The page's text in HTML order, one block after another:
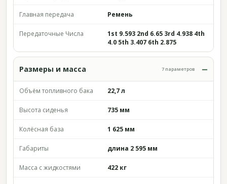
Главная передача Ремень
Передаточные Числа
1st 9.593 2nd 6.65 3rd 4.938 4th
4.0 5th 3.407 6th 2.875
Размеры и масса 7 параметров
Объём топливного бака 22,7 л
Высота сиденья 735 мм
Колёсная база 1 625 мм
Габариты длина 2 595 мм
Масса с жидкостями 422 кг